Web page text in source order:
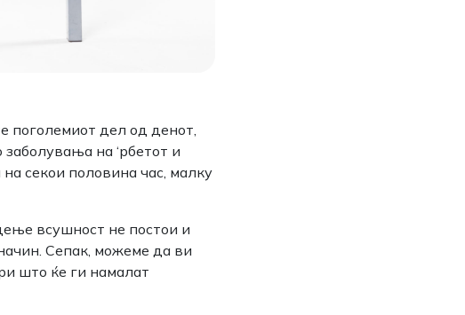
поголемиот дел од денот,
на ‘рбетот и
секои половина час, малку
всушност не постои и
Сепак, можеме да ви
што ќе ги намалат